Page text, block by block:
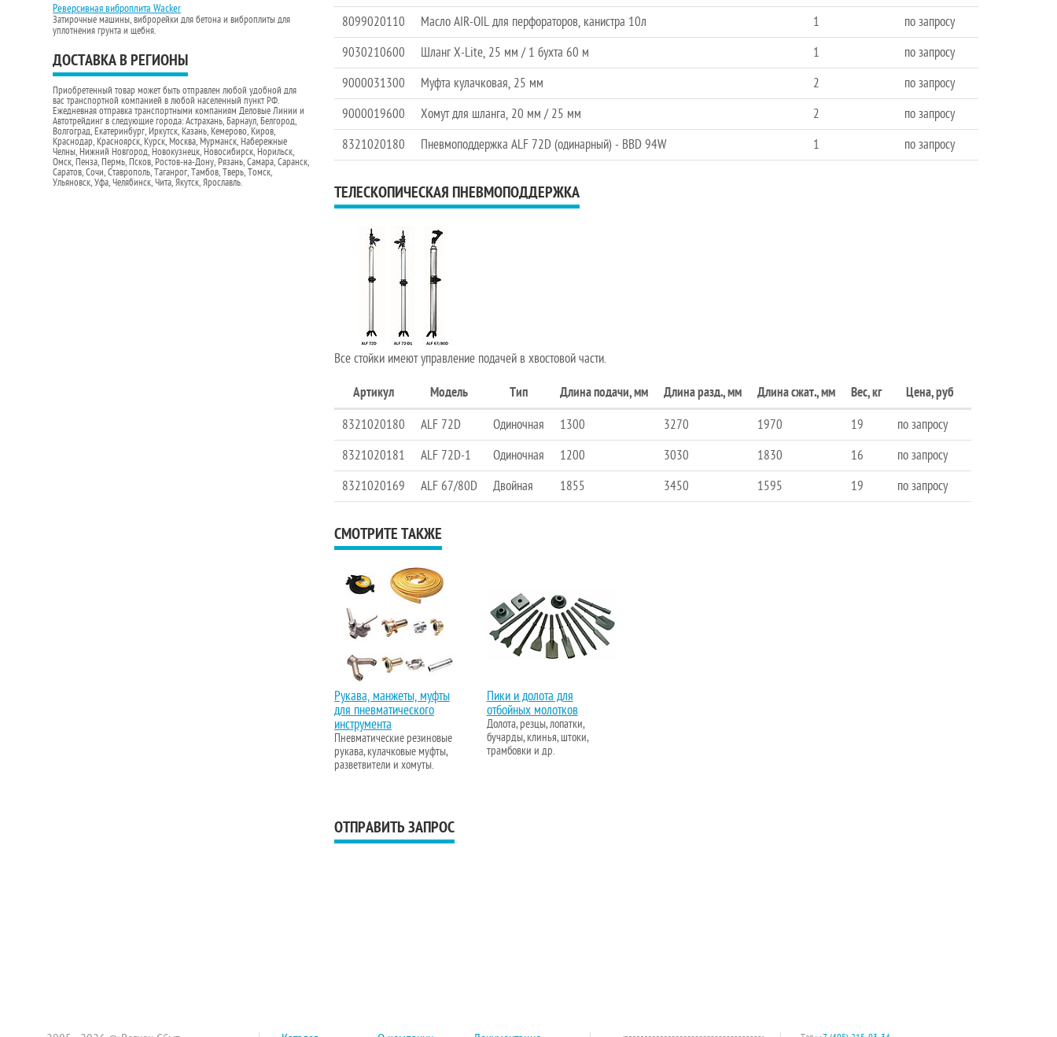
Реверсивная виброплита Wacker
Затирочные машины, виброрейки для бетона и виброплиты для
уплотнения грунта и щебня.
ДОСТАВКА В РЕГИОНЫ
Приобретенный товар может быть отправлен любой удобной для
вас транспортной компанией в любой населенный пункт РФ.
Ежедневная отправка транспортными компаниям Деловые Линии и
Автотрейдинг в следующие города: Астрахань, Барнаул, Белгород,
Волгоград, Екатеринбург, Иркутск, Казань, Кемерово, Киров,
Краснодар, Красноярск, Курск, Москва, Мурманск, Набережные
Челны, Нижний Новгород, Новокузнецк, Новосибирск, Норильск,
Омск, Пенза, Пермь, Псков, Ростов-на-Дону, Рязань, Самара, Саранск,
Саратов, Сочи, Ставрополь, Таганрог, Тамбов, Тверь, Томск,
Ульяновск, Уфа, Челябинск, Чита, Якутск, Ярославль.
8099020110
Масло AIR-OIL для перфораторов, канистра 10л 1
по запросу
9030210600
Шланг X-Lite, 25 мм / 1 бухта 60 м 1
по запросу
9000031300
Муфта кулачковая, 25 мм 2
по запросу
9000019600
Хомут для шланга, 20 мм / 25 мм 2
по запросу
8321020180
Пневмоподдержка ALF 72D (одинарный) - BBD 94W 1 по запросу
ТЕЛЕСКОПИЧЕСКАЯ ПНЕВМОПОДДЕРЖКА
Все стойки имеют управление подачей в хвостовой части.
Артикул Модель Тип Длина подачи, мм Длина разд., мм Длина сжат., мм Вес, кг Цена, руб
8321020180 ALF 72D Одиночная 1300 3270 1970 19
по запросу
8321020181
ALF 72D-1 Одиночная 1200 3030 1830 16
по запросу
8321020169
ALF 67/80D Двойная 1855 3450 1595 19 по запросу
СМОТРИТЕ ТАКЖЕ
Рукава, манжеты, муфты
для пневматического
инструмента
Пневматические резиновые
рукава, кулачковые муфты,
разветвители и хомуты.
Пики и долота для
отбойных молотков
Долота, резцы, лопатки,
бучарды, клинья, штоки,
трамбовки и др.
ОТПРАВИТЬ ЗАПРОС